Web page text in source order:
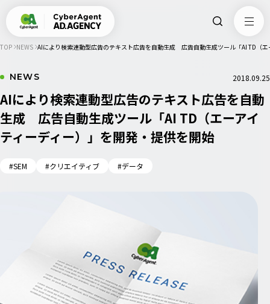
TOP NEWS AIにより検索連動型広告のテキスト広告を自動生成 広告自動生成ツール「AI TD（
NEWS 2018.09.25
AIにより検索連動型広告のテキスト広告を自動
生成 広告自動生成ツール「AI TD（エーアイ
ティーディー）」を開発・提供を開始
#SEM #クリエイティブ #データ